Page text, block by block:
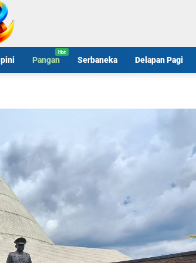
Pangan Serbaneka Delapan Pagi